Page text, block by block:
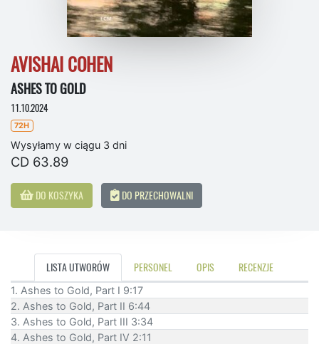
AVISHAI COHEN
ASHES TO GOLD
11.10.2024
72H
Wysyłamy w ciągu 3 dni
CD 63.89
DO KOSZYKA DO PRZECHOWALNI
LISTA UTWORÓW PERSONEL OPIS RECENZJE
1. Ashes to Gold, Part I 9:17
2. Ashes to Gold, Part II 6:44
3. Ashes to Gold, Part III 3:34
4. Ashes to Gold, Part IV 2:11